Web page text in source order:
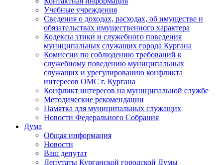
Учебные учреждения
Сведения о доходах, расходах, об имуществе и
обязательствах имущественного характера
Кодексы этики и служебного поведения
муниципальных служащих города Кургана
Комиссии по соблюдению требований к
служебному поведению муниципальных
служащих и урегулированию конфликта
интересов ОМС г. Кургана
Конфликт интересов на муниципальной службе
Методические рекомендации
Памятка для муниципальных служащих
Новости Федерального Cобрания
Дума
Общая информация
Новости
Ваш депутат
Депутаты Курганской городской Думы